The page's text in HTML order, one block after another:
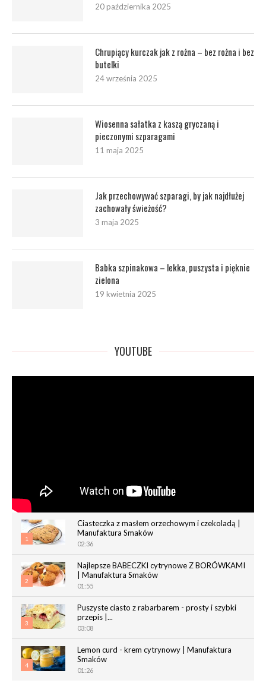
20 października 2025
Chrupiący kurczak jak z rożna – bez rożna i bez
butelki
24 września 2025
Wiosenna sałatka z kaszą gryczaną i
pieczonymi szparagami
11 maja 2025
Jak przechowywać szparagi, by jak najdłużej
zachowały świeżość?
3 maja 2025
Babka szpinakowa – lekka, puszysta i pięknie
zielona
19 kwietnia 2025
YOUTUBE
1
Ciasteczka z masłem orzechowym i czekoladą |
Manufaktura Smaków
02:36
2
Najlepsze BABECZKI cytrynowe Z BORÓWKAMI
| Manufaktura Smaków
01:55
3
Puszyste ciasto z rabarbarem - prosty i szybki
przepis |...
03:08
4
Lemon curd - krem cytrynowy | Manufaktura
Smaków
01:26